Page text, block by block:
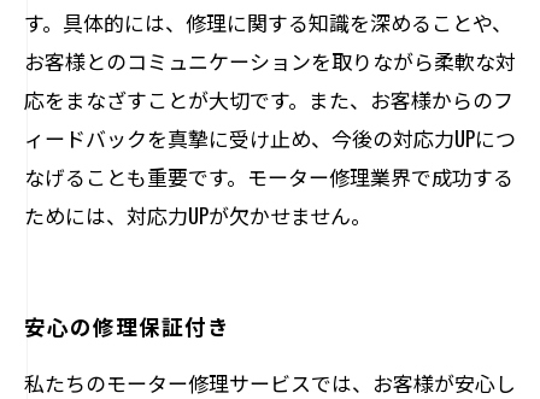
す。具体的には、修理に関する知識を深めることや、
お客様とのコミュニケーションを取りながら柔軟な対
応をまなざすことが大切です。また、お客様からのフ
ィードバックを真摯に受け止め、今後の対応力UPにつ
なげることも重要です。モーター修理業界で成功する
ためには、対応力UPが欠かせません。
安心の修理保証付き
私たちのモーター修理サービスでは、お客様が安心し